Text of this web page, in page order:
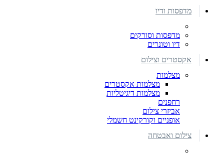
מדפסות ודיו
מדפסות וסורקים
דיו וטונרים
אקסטרים וצילום
מצלמות
מצלמות אקסטרים
מצלמות דיגיטליות
רחפנים
אביזרי צילום
אופניים וקורקינט חשמלי
צילום ואבטחה